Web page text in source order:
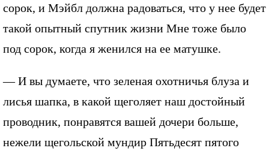
сорок, и Мэйбл должна радоваться, что у нее будет
такой опытный спутник жизни Мне тоже было
под сорок, когда я женился на ее матушке.
— И вы думаете, что зеленая охотничья блуза и
лисья шапка, в какой щеголяет наш достойный
проводник, понравятся вашей дочери больше,
нежели щегольской мундир Пятьдесят пятого